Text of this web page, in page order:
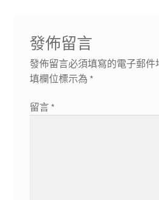
發佈留言
發佈留言必須填寫的電子郵件
填欄位標示為 *
留言 *